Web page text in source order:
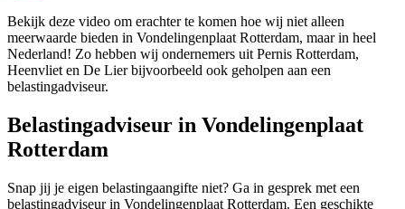
Bekijk deze video om erachter te komen hoe wij niet alleen
meerwaarde bieden in Vondelingenplaat Rotterdam, maar in heel
Nederland! Zo hebben wij ondernemers uit Pernis Rotterdam,
Heenvliet en De Lier bijvoorbeeld ook geholpen aan een
belastingadviseur.
Belastingadviseur in Vondelingenplaat
Rotterdam
Snap jij je eigen belastingaangifte niet? Ga in gesprek met een
belastingadviseur in Vondelingenplaat Rotterdam. Een geschikte